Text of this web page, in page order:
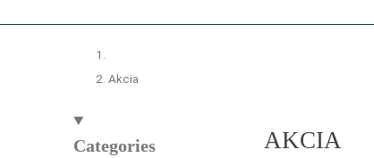
Akcia
Categories AKCIA